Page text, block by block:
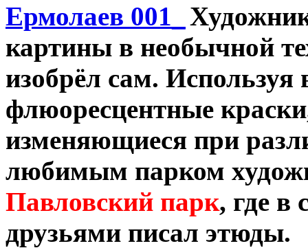
картины в необычной
изобрёл сам. Используя
флюоресцентные
изменяющиеся при
любимым парком
Павловский парк, где в
друзьями писал этюды.